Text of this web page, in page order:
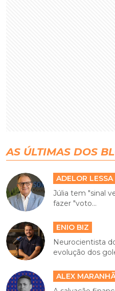
AS ÚLTIMAS DOS
ADELOR LESSA
Júlia tem "sinal
fazer "voto...
ENIO BIZ
Neurocientista
evolução dos
ALEX